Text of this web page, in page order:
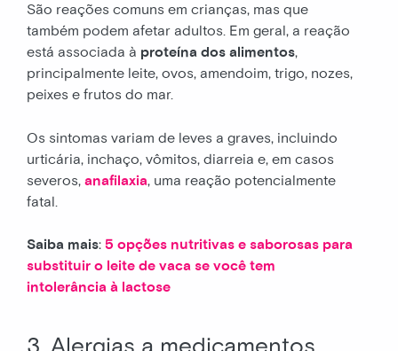
São reações comuns em crianças, mas que
também podem afetar adultos. Em geral, a reação
está associada à proteína dos alimentos,
principalmente leite, ovos, amendoim, trigo, nozes,
peixes e frutos do mar.
Os sintomas variam de leves a graves, incluindo
urticária, inchaço, vômitos, diarreia e, em casos
severos, anafilaxia, uma reação potencialmente
fatal.
Saiba mais: 5 opções nutritivas e saborosas para
substituir o leite de vaca se você tem
intolerância à lactose